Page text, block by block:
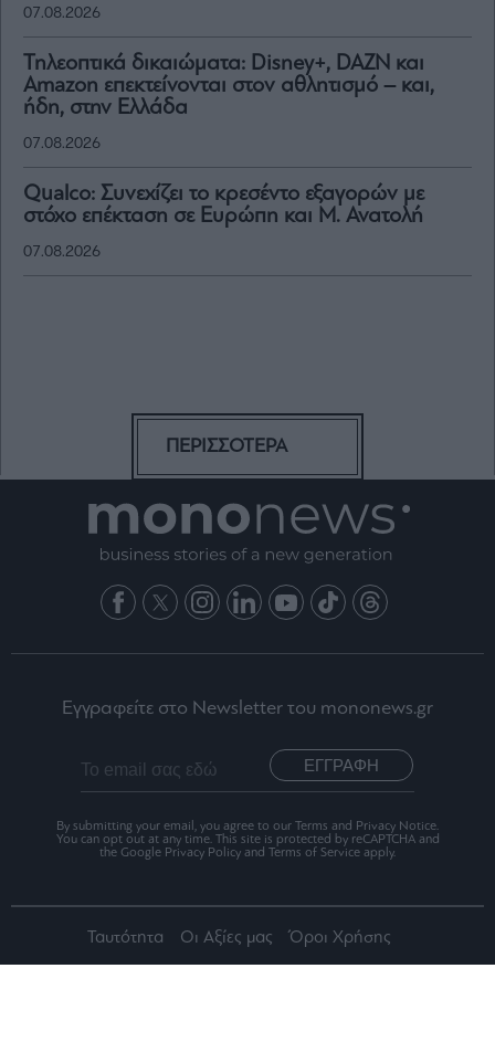
07.08.2026
Τηλεοπτικά δικαιώματα: Disney+, DAZN και
Amazon επεκτείνονται στον αθλητισμό – και,
ήδη, στην Ελλάδα
07.08.2026
Qualco: Συνεχίζει το κρεσέντο εξαγορών με
στόχο επέκταση σε Ευρώπη και Μ. Ανατολή
07.08.2026
ΠΕΡΙΣΣΟΤΕΡΑ
Εγγραφείτε στο Newsletter του mononews.gr
ΕΓΓΡΑΦΗ
By submitting your email, you agree to our Terms and Privacy Notice.
You can opt out at any time. This site is protected by reCAPTCHA and
the Google Privacy Policy and Terms of Service apply.
Ταυτότητα Οι Αξίες μας Όροι Χρήσης